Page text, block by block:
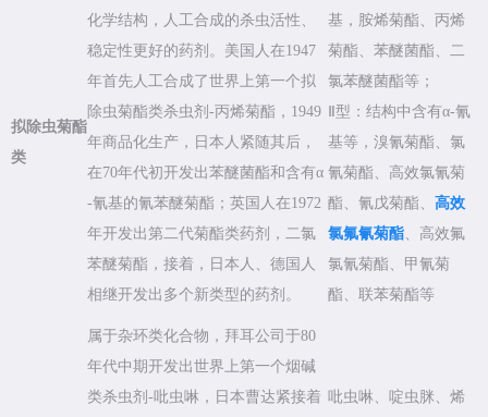
拟除虫菊酯
类
化学结构，人工合成的杀虫活性、
稳定性更好的药剂。美国人在1947
年首先人工合成了世界上第一个拟
除虫菊酯类杀虫剂-丙烯菊酯，1949
年商品化生产，日本人紧随其后，
在70年代初开发出苯醚菌酯和含有α
-氰基的氰苯醚菊酯；英国人在1972
年开发出第二代菊酯类药剂，二氯
苯醚菊酯，接着，日本人、德国人
相继开发出多个新类型的药剂。
基，胺烯菊酯、丙烯
菊酯、苯醚菌酯、二
氯苯醚菌酯等；
Ⅱ型：结构中含有α-氰
基等，溴氰菊酯、氯
氰菊酯、高效氯氰菊
酯、氰戊菊酯、 高效
氯氟氰菊酯、高效氟
氯氰菊酯、甲氰菊
酯、联苯菊酯等
属于杂环类化合物，拜耳公司于80
年代中期开发出世界上第一个烟碱
类杀虫剂-吡虫啉，日本曹达紧接着 吡虫啉、啶虫脒、烯